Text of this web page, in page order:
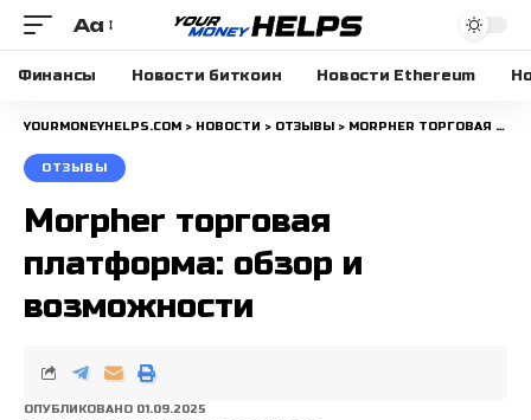
Размера
шрифта
Aa
Финансы Новости биткоин Новости Ethereum
YOURMONEYHELPS.COM > НОВОСТИ > ОТЗЫВЫ > MORPHER ТОРГОВАЯ ПЛАТФОРМА: ОБЗОР И ВОЗМОЖНОСТИ
ОТЗЫВЫ
Morpher торговая
платформа: обзор и
возможности
ОПУБЛИКОВАНО 01.09.2025